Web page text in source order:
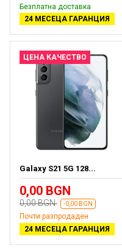
Безплатна доставка
24 МЕСЕЦА ГАРАНЦИЯ
ЦЕНА КАЧЕСТВО
Galaxy S21 5G 128...
0,00 BGN
0,00 BGN -0,00 BGN
Почти разпродаден
24 МЕСЕЦА ГАРАНЦИЯ